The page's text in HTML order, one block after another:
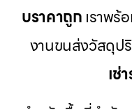
บราคาถูก เราพร้
งานขนส่งวัสดุป
เช่